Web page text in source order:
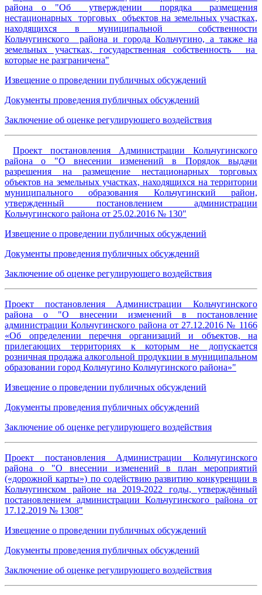
района о "Об утверждении порядка размещения
нестационарных торговых объектов на земельных участках,
находящихся в муниципальной собственности
Кольчугинского района и города Кольчугино, а также на
земельных участках, государственная собственность на
которые не разграничена"
Извещение о проведении публичных обсуждений
Документы проведения публичных обсуждений
Заключение об оценке регулирующего воздействия
Проект постановления Администрации Кольчугинского
района о "О внесении изменений в Порядок выдачи
разрешения на размещение нестационарных торговых
объектов на земельных участках, находящихся на территории
муниципального образования Кольчугинский район,
утвержденный постановлением администрации
Кольчугинского района от 25.02.2016 № 130"
Извещение о проведении публичных обсуждений
Документы проведения публичных обсуждений
Заключение об оценке регулирующего воздействия
Проект постановления Администрации Кольчугинского
района о "О внесении изменений в постановление
администрации Кольчугинского района от 27.12.2016 № 1166
«Об определении перечня организаций и объектов, на
прилегающих территориях к которым не допускается
розничная продажа алкогольной продукции в муниципальном
образовании город Кольчугино Кольчугинского района»"
Извещение о проведении публичных обсуждений
Документы проведения публичных обсуждений
Заключение об оценке регулирующего воздействия
Проект постановления Администрации Кольчугинского
района о "О внесении изменений в план мероприятий
(«дорожной карты») по содействию развитию конкуренции в
Кольчугинском районе на 2019-2022 годы, утверждённый
постановлением администрации Кольчугинского района от
17.12.2019 № 1308"
Извещение о проведении публичных обсуждений
Документы проведения публичных обсуждений
Заключение об оценке регулирующего воздействия